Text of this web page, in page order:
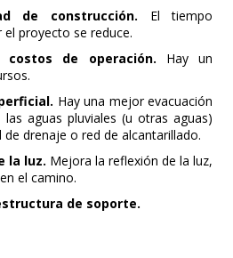
de construcción. El tiempo
proyecto se reduce.
costos de operación. Hay un
Hay una mejor evacuación
aguas pluviales (u otras aguas)
drenaje o red de alcantarillado.
la luz. Mejora la reflexión de la luz,
el camino.
de soporte.